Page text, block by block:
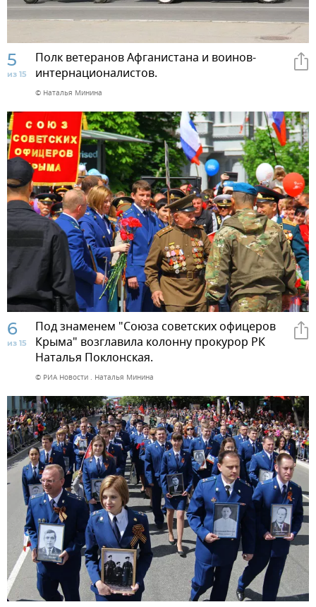
5
из 15
Полк ветеранов Афганистана и воинов-
интернационалистов.
© Наталья Минина
6
из 15
Под знаменем "Союза советских офицеров
Крыма" возглавила колонну прокурор РК
Наталья Поклонская.
© РИА Новости . Наталья Минина